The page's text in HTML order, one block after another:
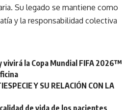
Su legado se mantiene como
y la responsabilidad colectiva
la Copa Mundial FIFA 2026™
Y SU RELACIÓN CON LA